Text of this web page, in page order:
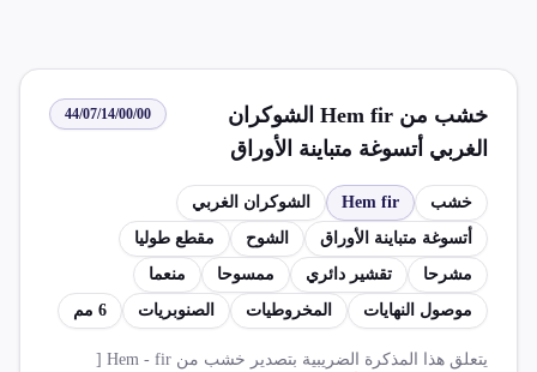
خشب من Hem fir الشوكران
الغربي أتسوغة متباينة الأوراق
والشوح منشور أو مقطع طوليا أو
مشرحا أو مقطعا بطريقة التقشير
الدائري وإن كان ممسوحا أو منعما أو
موصول النهايات من عائلة
المخروطيات الصنوبريات يزيد سمكه
عن 6 مم
44/07/14/00/00
خشب Hem fir
الشوكران الغربي
أتسوغة متباينة الأوراق
الشوح
مقطع طوليا
مشرحا
تقشير دائري ممسوحا
منعما
موصول النهايات
المخروطيات الصنوبريات 6 مم
يتعلق هذا المذكرة الضريبية بتصدير خشب من Hem - fir [